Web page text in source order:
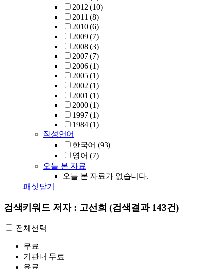
2012 (10)
2011 (8)
2010 (6)
2009 (7)
2008 (3)
2007 (7)
2006 (1)
2005 (1)
2002 (1)
2001 (1)
2000 (1)
1997 (1)
1984 (1)
작성언어
한국어 (93)
영어 (7)
오늘 본 자료
오늘 본 자료가 없습니다.
패싯닫기
검색키워드 저자 : 고선희 (검색결과 143건)
전체선택
무료
기관내 무료
유료